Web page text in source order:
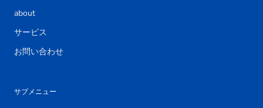
about
サービス
お問い合わせ
サブメニュー